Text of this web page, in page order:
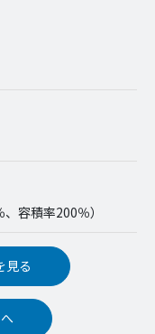
容積率200％）
見る